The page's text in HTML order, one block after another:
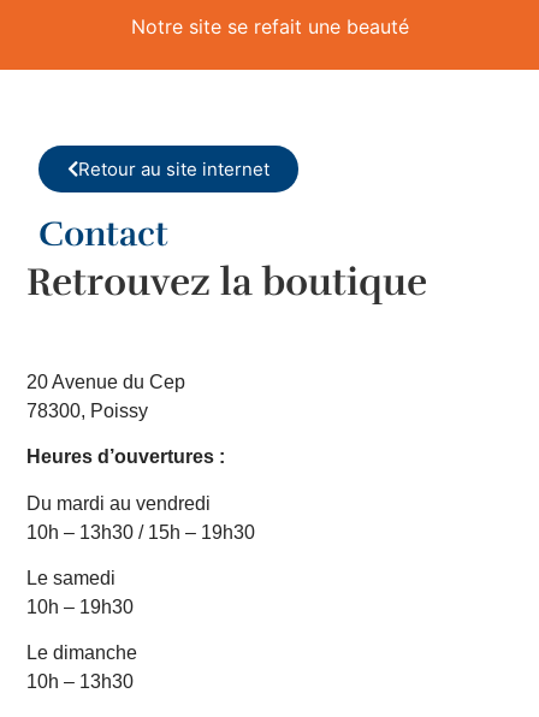
Notre site se refait une beauté
Retour au site internet
Contact
Retrouvez la boutique
20 Avenue du Cep
78300, Poissy
Heures d’ouvertures :
Du mardi au vendredi
10h – 13h30 / 15h – 19h30
Le samedi
10h – 19h30
Le dimanche
10h – 13h30